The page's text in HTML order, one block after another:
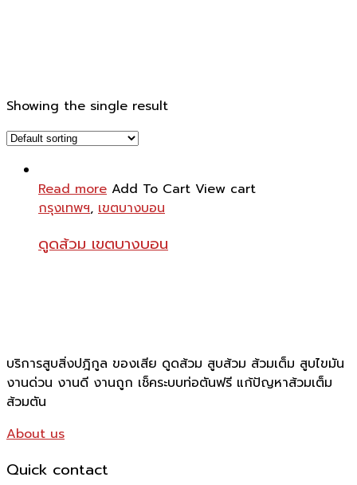
Showing the single result
Read more Add To Cart View cart
กรุงเทพฯ, เขตบางบอน
ดูดส้วม เขตบางบอน
บริการสูบสิ่งปฎิกูล ของเสีย ดูดส้วม สูบส้วม ส้วมเต็ม สูบไขมัน
งานด่วน งานดี งานถูก เช็คระบบท่อตันฟรี แก้ปัญหาส้วมเต็ม
ส้วมตัน
About us
Quick contact